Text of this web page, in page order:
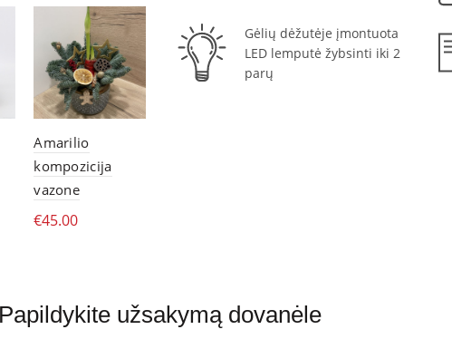
Amarilio
kompozicija
vazone
€45.00
Gėlių dėžutėje įmontuota
LED lemputė žybsinti iki 2
parų
Papildykite užsakymą dovanėle